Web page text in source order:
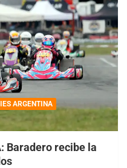
ARGENTINA
Baradero recibe la